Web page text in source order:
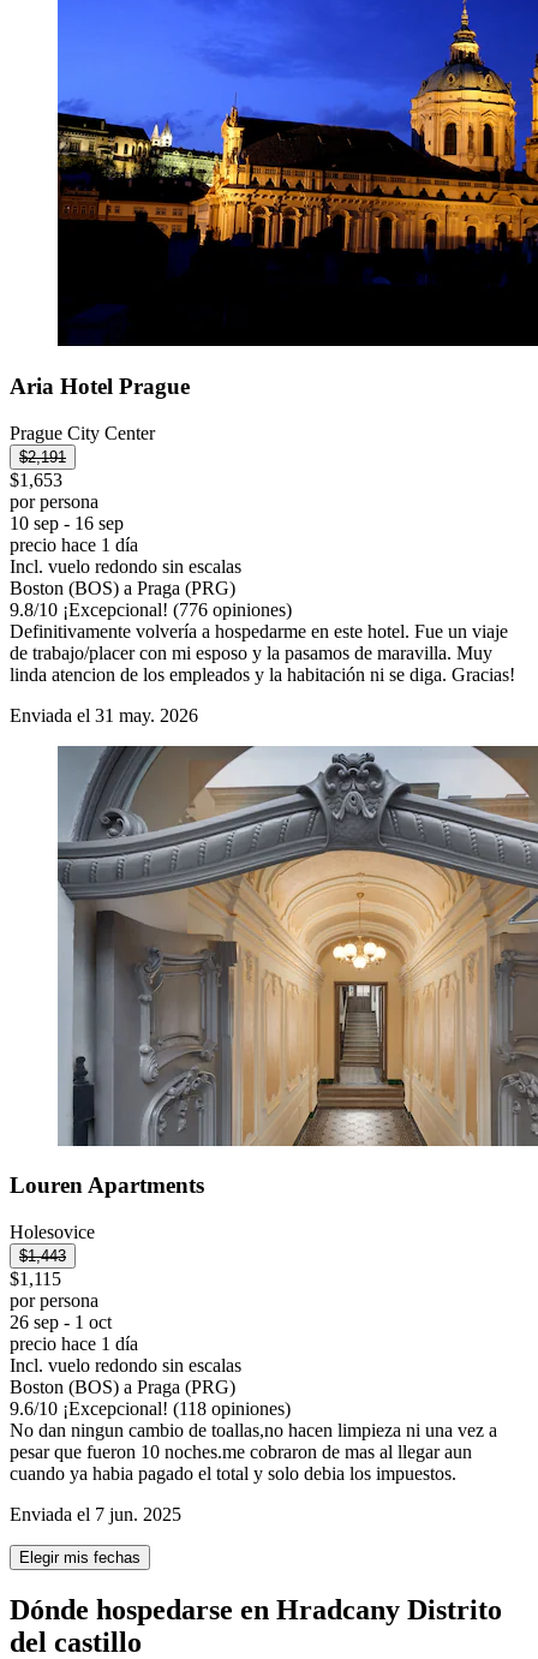
Aria Hotel Prague
Prague City Center
$2,191
$1,653
por persona
10 sep - 16 sep
precio hace 1 día
Incl. vuelo redondo sin escalas
Boston (BOS) a Praga (PRG)
9.8/10 ¡Excepcional! (776 opiniones)
Definitivamente volvería a hospedarme en este hotel. Fue un viaje
de trabajo/placer con mi esposo y la pasamos de maravilla. Muy
linda atencion de los empleados y la habitación ni se diga. Gracias!
Enviada el 31 may. 2026
Louren Apartments
Holesovice
$1,443
$1,115
por persona
26 sep - 1 oct
precio hace 1 día
Incl. vuelo redondo sin escalas
Boston (BOS) a Praga (PRG)
9.6/10 ¡Excepcional! (118 opiniones)
No dan ningun cambio de toallas,no hacen limpieza ni una vez a
pesar que fueron 10 noches.me cobraron de mas al llegar aun
cuando ya habia pagado el total y solo debia los impuestos.
Enviada el 7 jun. 2025
Elegir mis fechas
Dónde hospedarse en Hradcany Distrito
del castillo